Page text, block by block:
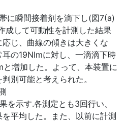
に瞬間接着剤を滴下し(図7(a)
成して可動性を計測した結果
じ、曲線の傾きは大きくな
の19Nlmに対し、一滴滴下時
増加した。よって、本装置に
別可能と考えられた。
示す.各測定とも3回行い、
平均した。また、以前に計測